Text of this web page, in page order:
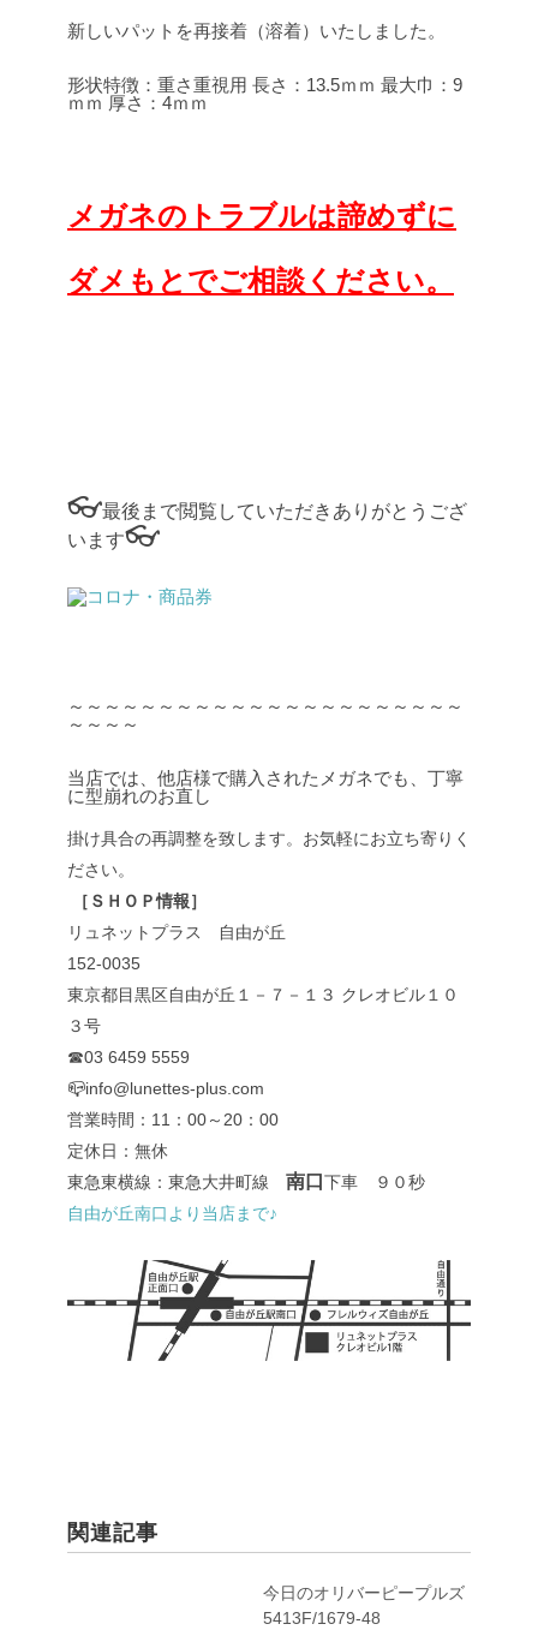
新しいパットを再接着（溶着）いたしました。
形状特徴：重さ重視用 長さ：13.5ｍｍ 最大巾：9
ｍｍ 厚さ：4ｍｍ
メガネのトラブルは諦めずに
ダメもとでご相談ください。
👓最後まで閲覧していただきありがとうござ
います👓
～～～～～～～～～～～～～～～～～～～～～～
～～～～
当店では、他店様で購入されたメガネでも、丁寧
に型崩れのお直し
掛け具合の再調整を致します。お気軽にお立ち寄りく
ださい。
［ＳＨＯＰ情報］
リュネットプラス 自由が丘
152-0035
東京都目黒区自由が丘１－７－１３ クレオビル１０
３号
☎03 6459 5559
📪info@lunettes-plus.com
営業時間：11：00～20：00
定休日：無休
東急東横線：東急大井町線 南口 下車 ９０秒
自由が丘南口より当店まで♪
関連記事
今日のオリバーピープルズ
5413F/1679-48